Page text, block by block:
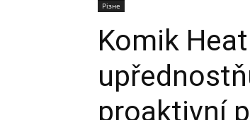
Різне
Komik
proaktivní